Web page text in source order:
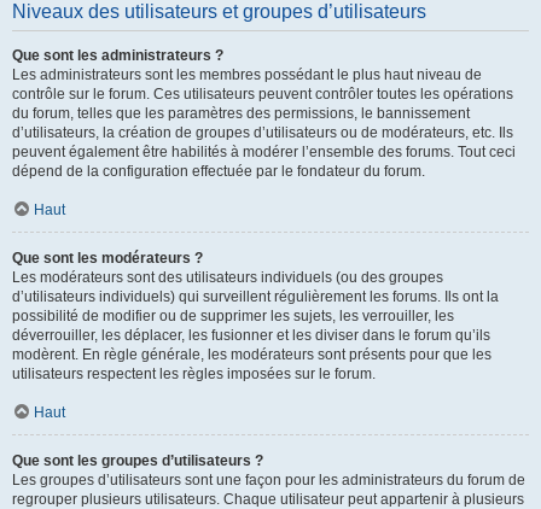
Niveaux des utilisateurs et groupes d’utilisateurs
Que sont les administrateurs ?
Les administrateurs sont les membres possédant le plus haut niveau de
contrôle sur le forum. Ces utilisateurs peuvent contrôler toutes les opérations
du forum, telles que les paramètres des permissions, le bannissement
d’utilisateurs, la création de groupes d’utilisateurs ou de modérateurs, etc. Ils
peuvent également être habilités à modérer l’ensemble des forums. Tout ceci
dépend de la configuration effectuée par le fondateur du forum.
Haut
Que sont les modérateurs ?
Les modérateurs sont des utilisateurs individuels (ou des groupes
d’utilisateurs individuels) qui surveillent régulièrement les forums. Ils ont la
possibilité de modifier ou de supprimer les sujets, les verrouiller, les
déverrouiller, les déplacer, les fusionner et les diviser dans le forum qu’ils
modèrent. En règle générale, les modérateurs sont présents pour que les
utilisateurs respectent les règles imposées sur le forum.
Haut
Que sont les groupes d’utilisateurs ?
Les groupes d’utilisateurs sont une façon pour les administrateurs du forum de
regrouper plusieurs utilisateurs. Chaque utilisateur peut appartenir à plusieurs